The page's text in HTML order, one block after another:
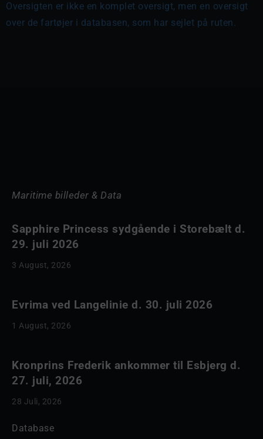
Oversigten er ikke en komplet oversigt, men en oversigt
over de fartøjer i databasen, som har sejlet på ruten.
Maritime billeder & Data
Sapphire Princess sydgående i Storebælt d.
29. juli 2026
3 August, 2026
Evrima ved Langelinie d. 30. juli 2026
1 August, 2026
Kronprins Frederik ankommer til Esbjerg d.
27. juli, 2026
28 Juli, 2026
Database